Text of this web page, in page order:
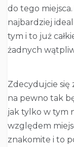
do tego
najbardziej
tym i to już
żadnych
Zdecydujcie się
na pewno tak
jak tylko w tym
względem
znakomite i to